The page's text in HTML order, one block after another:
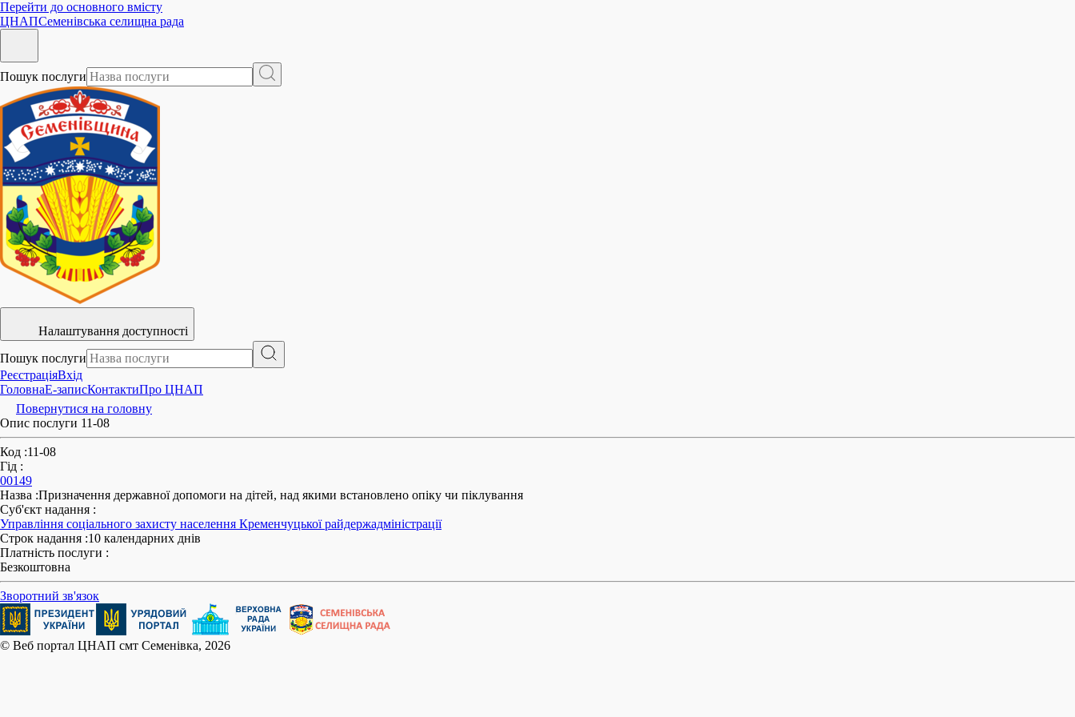
Перейти до основного вмісту
ЦНАПСеменівська селищна рада
Пошук послуги
Налаштування доступності
Пошук послуги
РеєстраціяВхід
ГоловнаE-записКонтактиПро ЦНАП
Повернутися на головну
Опис послуги 11-08
Код :11-08
Гід :
00149
Назва :Призначення державної допомоги на дітей, над якими встановлено опіку чи піклування
Суб'єкт надання :
Управління соціального захисту населення Кременчуцької райдержадміністрації
Строк надання :10 календарних днів
Платність послуги :
Безкоштовна
Зворотний зв'язок
© Веб портал ЦНАП смт Семенівка, 2026